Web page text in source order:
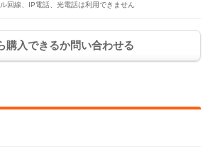
回線、IP電話、光電話は利用できません
購入できるか問い合わせる